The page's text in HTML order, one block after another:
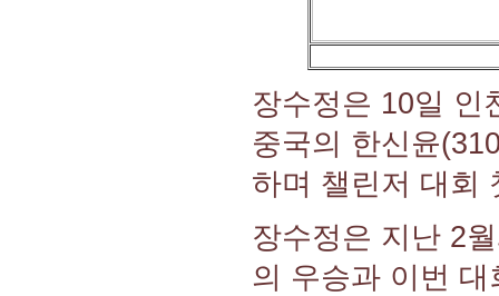
장수정은 10일 인
중국의 한신윤
하며 챌린저 대회
장수정은 지난 2
의 우승과 이번